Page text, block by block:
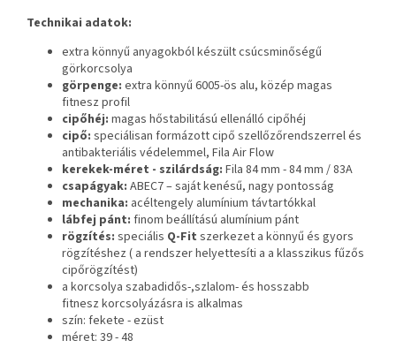
Technikai adatok:
extra könnyű anyagokból készült csúcsminőségű
görkorcsolya
görpenge: extra könnyű 6005-ös alu, közép magas
fitnesz profil
cipőhéj: magas hőstabilitású ellenálló cipőhéj
cipő: speciálisan formázott cipő szellőzőrendszerrel és
antibakteriális védelemmel, Fila Air Flow
kerekek-méret - szilárdság: Fila 84 mm - 84 mm / 83A
csapágyak: ABEC7 – saját kenésű, nagy pontosság
mechanika: acéltengely alumínium távtartókkal
lábfej pánt: finom beállítású alumínium pánt
rögzítés: speciális Q-Fit szerkezet a könnyű és gyors
rögzítéshez ( a rendszer helyettesíti a a klasszikus fűzős
cipőrögzítést)
a korcsolya szabadidős-,szlalom- és hosszabb
fitnesz korcsolyázásra is alkalmas
szín: fekete - ezüst
méret: 39 - 48